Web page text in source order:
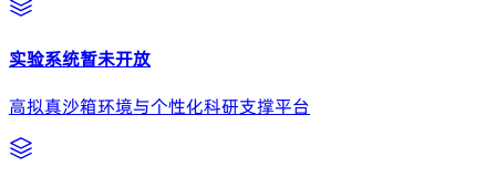
实验系统暂未开放
高拟真沙箱环境与个性化科研支撑平台